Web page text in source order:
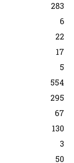
283
6
22
17
5
554
295
67
130
3
50